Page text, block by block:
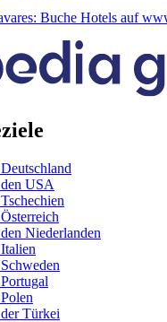
Buche Hotels auf
USA
Niederlanden
Türkei